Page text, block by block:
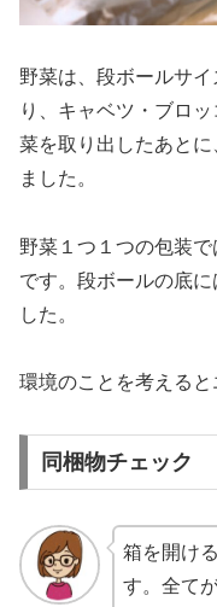
野菜は、段ボールサ
り、キャベツ・ブロ
菜を取り出したあと
ました。
野菜１つ１つの包装
です。段ボールの底
した。
環境のことを考えると
同梱物チェック
箱を開け
す。全て